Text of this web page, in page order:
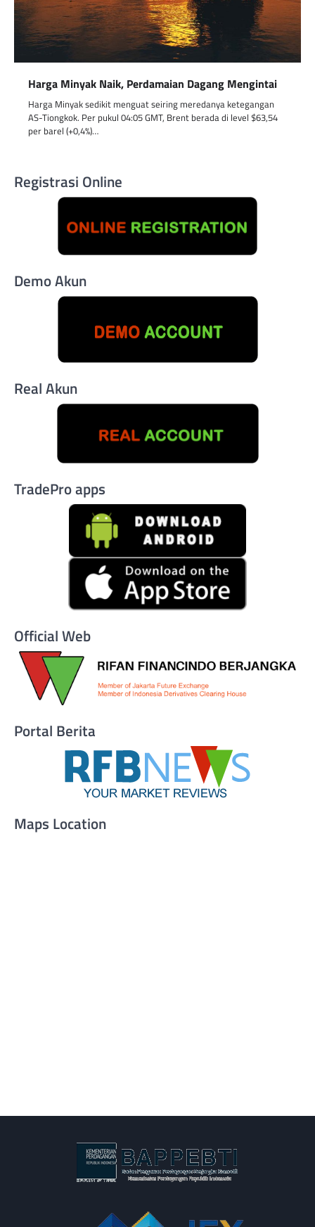
Harga Minyak Naik, Perdamaian Dagang Mengintai
Harga Minyak sedikit menguat seiring meredanya ketegangan
AS-Tiongkok. Per pukul 04:05 GMT, Brent berada di level $63,54
per barel (+0,4%)…
Registrasi Online
Demo Akun
Real Akun
TradePro apps
Official Web
Portal Berita
Maps Location